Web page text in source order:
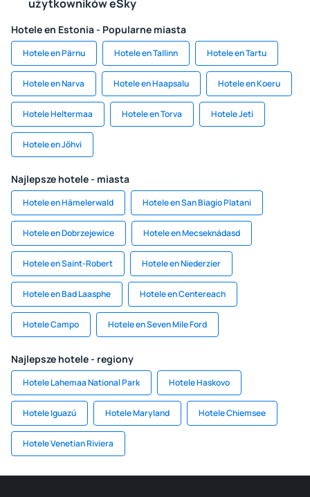
użytkowników eSky
Hotele en Estonia - Popularne miasta
Hotele en Pärnu Hotele en Tallinn Hotele en Tartu
Hotele en Narva Hotele en Haapsalu Hotele en Koeru
Hotele Heltermaa Hotele en Torva Hotele Jeti
Hotele en Jőhvi
Najlepsze hotele - miasta
Hotele en Hämelerwald Hotele en San Biagio Platani
Hotele en Dobrzejewice Hotele en Mecseknádasd
Hotele en Saint-Robert Hotele en Niederzier
Hotele en Bad Laasphe Hotele en Centereach
Hotele Campo Hotele en Seven Mile Ford
Najlepsze hotele - regiony
Hotele Lahemaa National Park Hotele Haskovo
Hotele Iguazú Hotele Maryland Hotele Chiemsee
Hotele Venetian Riviera